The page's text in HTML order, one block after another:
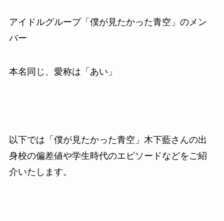
アイドルグループ「僕が見たかった青空」のメン
バー
本名同じ、愛称は「あい」
以下では「僕が見たかった青空」木下藍さんの出
身校の偏差値や学生時代のエピソードなどをご紹
介いたします。